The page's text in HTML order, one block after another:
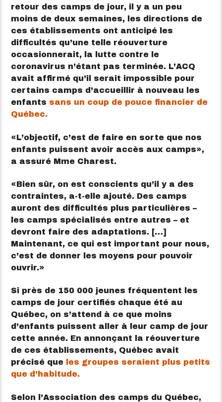
retour des camps de jour, il y a un peu
moins de deux semaines, les directions de
ces établissements ont anticipé les
difficultés qu’une telle réouverture
occasionnerait, la lutte contre le
coronavirus n’étant pas terminée. L’ACQ
avait affirmé qu’il serait impossible pour
certains camps d’accueillir à nouveau les
enfants sans un coup de pouce financier de
Québec.
L’objectif, c’est de faire en sorte que nos
enfants puissent avoir accès aux camps
,
a assuré Mme Charest.
Bien sûr, on est conscients qu’il y a des
contraintes, a-t-elle ajouté. Des camps
auront des difficultés plus particulières –
les camps spécialisés entre autres – et
devront faire des adaptations. […]
Maintenant, ce qui est important pour nous,
c’est de donner les moyens pour pouvoir
ouvrir.
Si près de 150 000 jeunes fréquentent les
camps de jour certifiés chaque été au
Québec, on s’attend à ce que moins
d’enfants puissent aller à leur camp de jour
cette année. En annonçant la réouverture
de ces établissements, Québec avait
précisé que
les groupes seraient plus petits
que d’habitude.
Selon l’Association des camps du Québec,